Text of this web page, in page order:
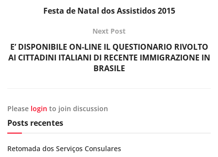
Festa de Natal dos Assistidos 2015
Next Post
E’ DISPONIBILE ON-LINE IL QUESTIONARIO RIVOLTO
AI CITTADINI ITALIANI DI RECENTE IMMIGRAZIONE IN
BRASILE
Please login to join discussion
Posts recentes
Retomada dos Serviços Consulares